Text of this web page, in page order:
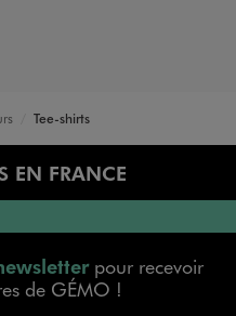
Tee-shirts
EN FRANCE
pour recevoir
de GÉMO !